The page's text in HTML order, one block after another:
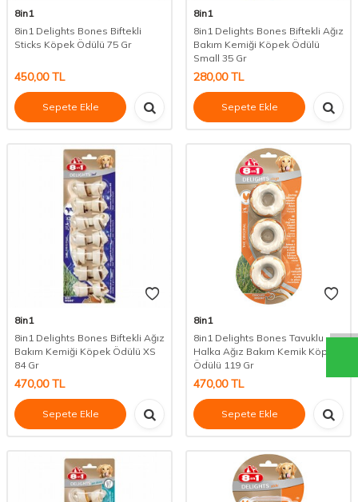
8in1
8in1 Delights Bones Biftekli
Sticks Köpek Ödülü 75 Gr
450,00TL
Sepete Ekle
8in1
8in1 Delights Bones Biftekli Ağız
Bakım Kemiği Köpek Ödülü
Small 35 Gr
280,00TL
Sepete Ekle
8in1
8in1 Delights Bones Biftekli Ağız
Bakım Kemiği Köpek Ödülü XS
84 Gr
470,00TL
Sepete Ekle
8in1
8in1 Delights Bones Tavuklu
Halka Ağız Bakım Kemik Köpek
Ödülü 119 Gr
470,00TL
Sepete Ekle